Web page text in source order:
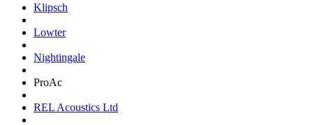
Klipsch
Lowter
Nightingale
ProAc
REL Acoustics Ltd